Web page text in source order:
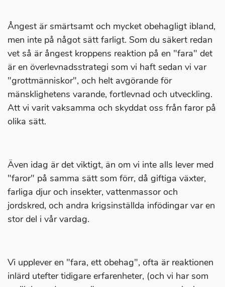
Ångest är smärtsamt och mycket obehagligt ibland,
men inte på något sätt farligt. Som du säkert redan
vet så är ångest kroppens reaktion på en "fara" det
är en överlevnadsstrategi som vi haft sedan vi var
"grottmänniskor", och helt avgörande för
mänsklighetens varande, fortlevnad och utveckling.
Att vi varit vaksamma och skyddat oss från faror på
olika sätt.
Även idag är det viktigt, än om vi inte alls lever med
"faror" på samma sätt som förr, då giftiga växter,
farliga djur och insekter, vattenmassor och
jordskred, och andra krigsinställda infödingar var en
stor del i vår vardag.
Vi upplever en "fara, ett obehag", ofta är reaktionen
inlärd utefter tidigare erfarenheter, (och vi har som